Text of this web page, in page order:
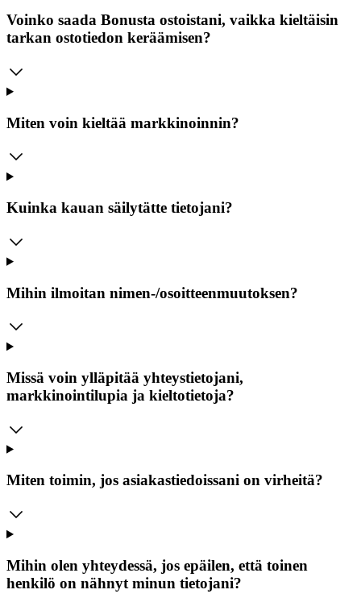
Voinko saada Bonusta ostoistani, vaikka kieltäisin
tarkan ostotiedon keräämisen?
Miten voin kieltää markkinoinnin?
Kuinka kauan säilytätte tietojani?
Mihin ilmoitan nimen-/osoitteenmuutoksen?
Missä voin ylläpitää yhteystietojani,
markkinointilupia ja kieltotietoja?
Miten toimin, jos asiakastiedoissani on virheitä?
Mihin olen yhteydessä, jos epäilen, että toinen
henkilö on nähnyt minun tietojani?